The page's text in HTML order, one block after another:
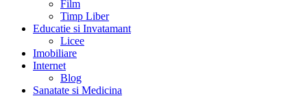
Film
Timp Liber
Educatie si Invatamant
Licee
Imobiliare
Internet
Blog
Sanatate si Medicina